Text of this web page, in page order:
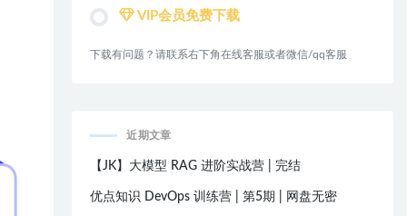
VIP会员免费下载
下载有问题？请联系右下角在线客服或者微信/qq客服
近期文章
【JK】大模型 RAG 进阶实战营 | 完结
优点知识 DevOps 训练营 | 第5期 | 网盘无密